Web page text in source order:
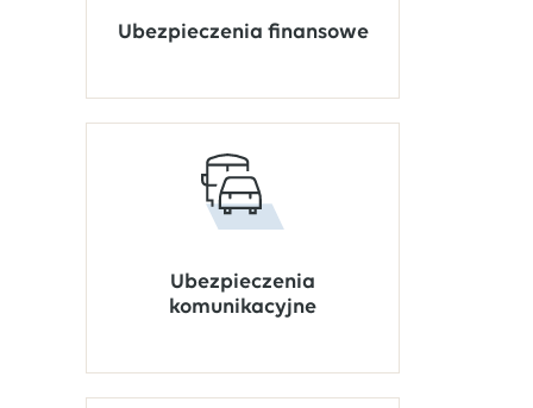
Ubezpieczenia finansowe
Ubezpieczenia
komunikacyjne